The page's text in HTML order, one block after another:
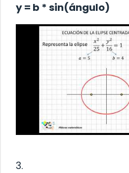
y = b * sin(ángulo)
3.